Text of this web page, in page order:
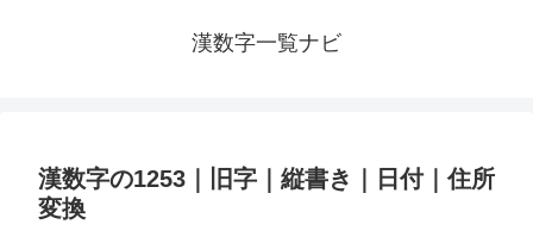
漢数字一覧ナビ
漢数字の1253｜旧字｜縦書き｜日付｜住所
変換